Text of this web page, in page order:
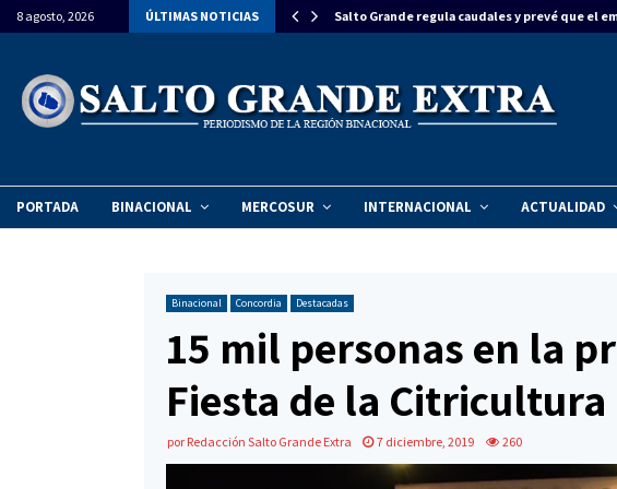
8 agosto, 2026 ÚLTIMAS NOTICIAS
una inversión de $270 millones para… Salto Grande regula caudales y prevé que el
PORTADA BINACIONAL MERCOSUR INTERNACIONAL ACTUALIDAD
Binacional Concordia Destacadas
15 mil personas en la
Fiesta de la Citricultura
por Redacción Salto Grande Extra 7 diciembre, 2019 260